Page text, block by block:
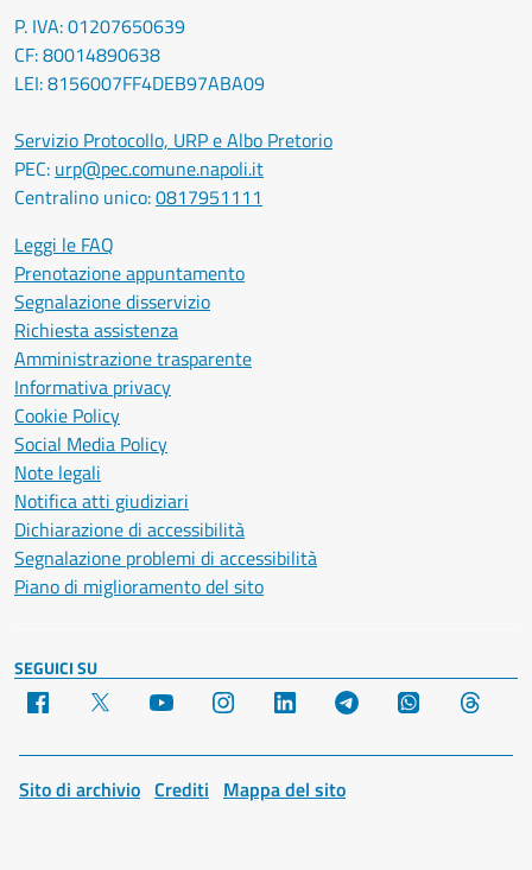
P. IVA: 01207650639
CF: 80014890638
LEI: 8156007FF4DEB97ABA09
Servizio Protocollo, URP e Albo Pretorio
PEC: urp@pec.comune.napoli.it
Centralino unico:0817951111
Leggi le FAQ
Prenotazione appuntamento
Segnalazione disservizio
Richiesta assistenza
Amministrazione trasparente
Informativa privacy
Cookie Policy
Social Media Policy
Note legali
Notifica atti giudiziari
Dichiarazione di accessibilità
Segnalazione problemi di accessibilità
Piano di miglioramento del sito
SEGUICI SU
Facebook YouTube Instagram LinkedIn Telegram WhatsApp
Sito di archivio Crediti Mappa del sito